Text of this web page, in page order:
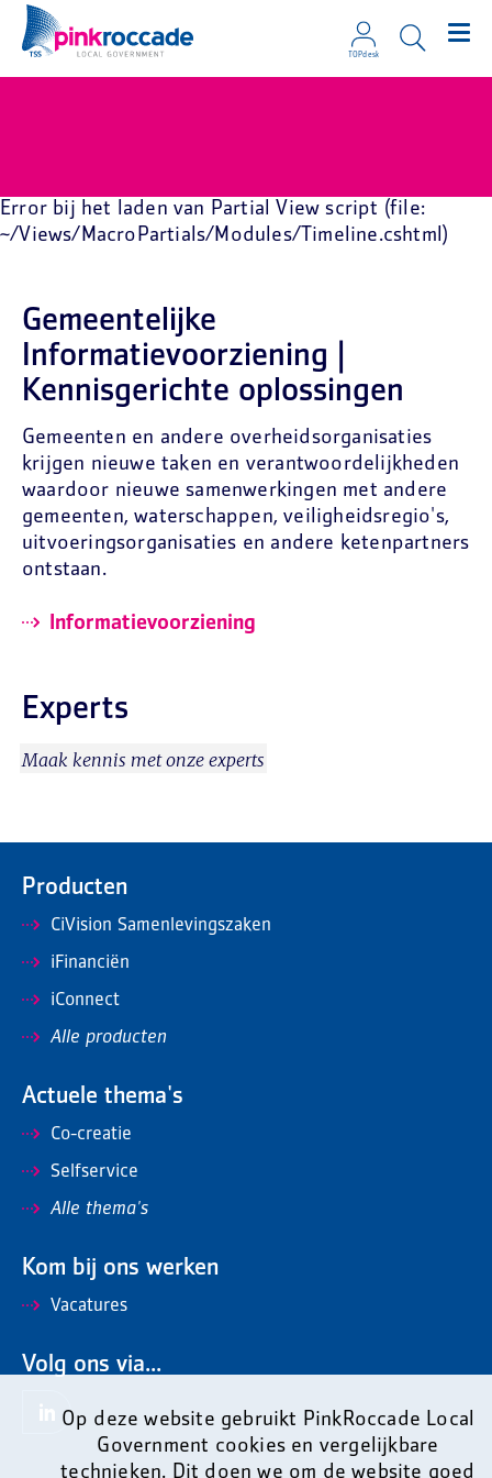
TOPdesk
Error bij het laden van Partial View script (file:
~/Views/MacroPartials/Modules/Timeline.cshtml)
Gemeentelijke
Informatievoorziening |
Kennisgerichte oplossingen
Gemeenten en andere overheidsorganisaties
krijgen nieuwe taken en verantwoordelijkheden
waardoor nieuwe samenwerkingen met andere
gemeenten, waterschappen, veiligheidsregio's,
uitvoeringsorganisaties en andere ketenpartners
ontstaan.
Informatievoorziening
Experts
Maak kennis met onze experts
Op deze website gebruikt PinkRoccade Local
Government cookies en vergelijkbare
technieken. Dit doen we om de website goed
Producten
CiVision Samenlevingszaken
iFinanciën
iConnect
Alle producten
Actuele thema's
Co-creatie
Selfservice
Alle thema's
Kom bij ons werken
Vacatures
Volg ons via...